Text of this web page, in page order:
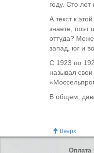
году. Сто лет
А текст к
знаете, поэт
оттуда?
запад, юг и
С 1923 по
называл
В общем,
Вверх
Оплата